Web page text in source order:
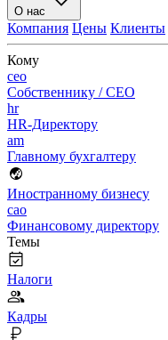
О нас
Компания Цены Клиенты
Кому
ceo
Собственнику / CEO
hr
HR-Директору
am
Главному бухгалтеру
Иностранному бизнесу
cao
Финансовому директору
Темы
Налоги
Кадры